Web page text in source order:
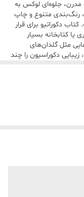
گل، شمع و... صرفاً جهت
شود.
جلوه‌ای لوکس به
رنگ‌بندی متنوع و چاپ
دکوراتیو برای قرار
کتابخانه بسیار
مثل گلدان‌های
دکوراسیون را چند